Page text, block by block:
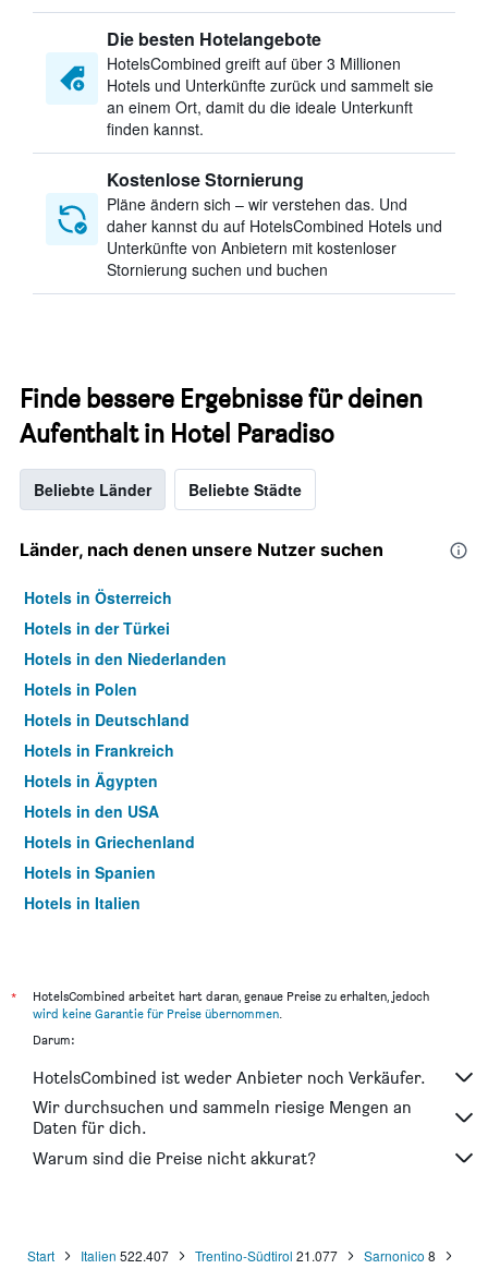
Die besten Hotelangebote
HotelsCombined greift auf über 3 Millionen
Hotels und Unterkünfte zurück und sammelt sie
an einem Ort, damit du die ideale Unterkunft
finden kannst.
Kostenlose Stornierung
Pläne ändern sich – wir verstehen das. Und
daher kannst du auf HotelsCombined Hotels und
Unterkünfte von Anbietern mit kostenloser
Stornierung suchen und buchen
Finde bessere Ergebnisse für deinen
Aufenthalt in Hotel Paradiso
Beliebte Länder Beliebte Städte
Länder, nach denen unsere Nutzer suchen
Hotels in Österreich
Hotels in der Türkei
Hotels in den Niederlanden
Hotels in Polen
Hotels in Deutschland
Hotels in Frankreich
Hotels in Ägypten
Hotels in den USA
Hotels in Griechenland
Hotels in Spanien
Hotels in Italien
*
HotelsCombined arbeitet hart daran, genaue Preise zu erhalten, jedoch
wird keine Garantie für Preise übernommen.
Darum:
HotelsCombined ist weder Anbieter noch Verkäufer.
Wir durchsuchen und sammeln riesige Mengen an
Daten für dich.
Warum sind die Preise nicht akkurat?
Start Italien 522.407 Trentino-Südtirol 21.077 Sarnonico 8